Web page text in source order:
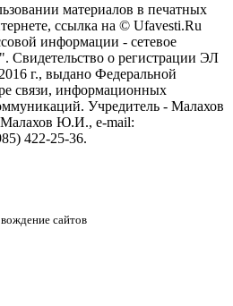
материалов в печатных
ссылка на © Ufavesti.Ru
информации - сетевое
Свидетельство о регистрации ЭЛ
г., выдано Федеральной
связи, информационных
Учредитель - Малахов
Ю.И., e-mail:
422-25-36.
сайтов